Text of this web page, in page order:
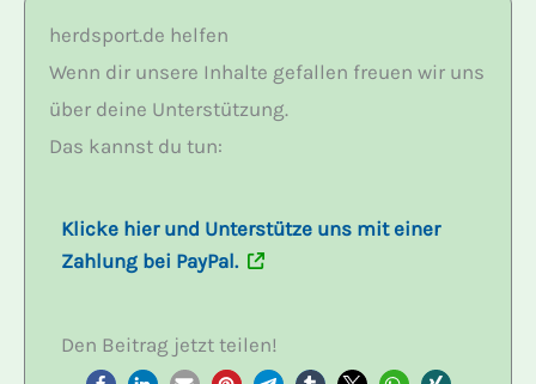
herdsport.de helfen
Wenn dir unsere Inhalte gefallen freuen wir uns
über deine Unterstützung.
Das kannst du tun:
Klicke hier und Unterstütze uns mit einer
Zahlung bei PayPal.
Den Beitrag jetzt teilen!